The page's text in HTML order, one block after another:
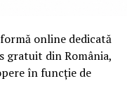
online dedicată
gratuit din România,
în funcție de